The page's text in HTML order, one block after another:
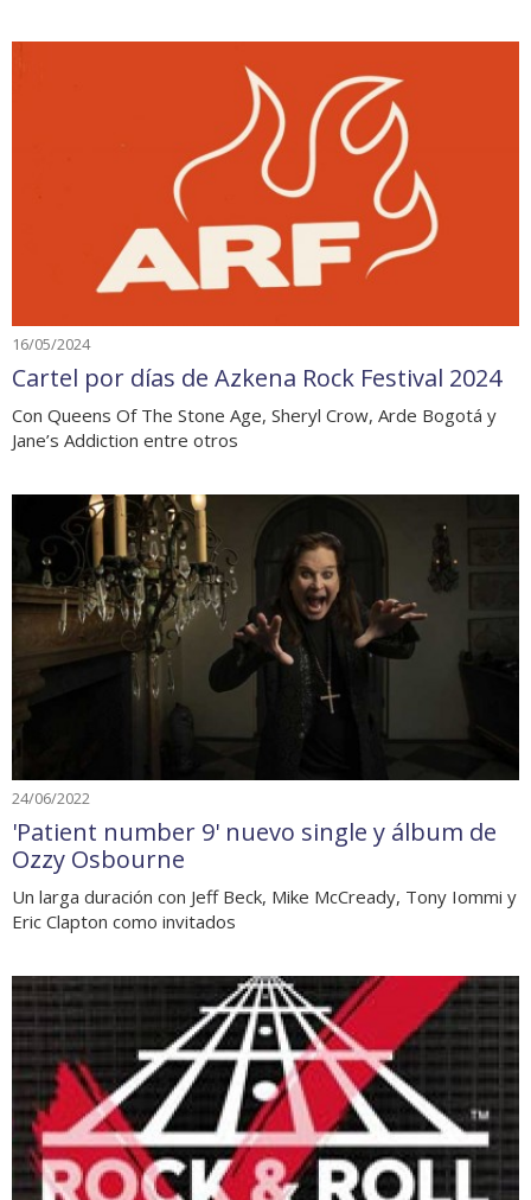
16/05/2024
Cartel por días de Azkena Rock Festival 2024
Con Queens Of The Stone Age, Sheryl Crow, Arde Bogotá y
Jane’s Addiction entre otros
24/06/2022
'Patient number 9' nuevo single y álbum de
Ozzy Osbourne
Un larga duración con Jeff Beck, Mike McCready, Tony Iommi y
Eric Clapton como invitados